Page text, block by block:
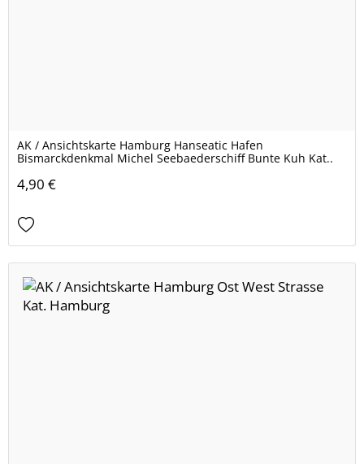
AK / Ansichtskarte Hamburg Hanseatic Hafen
Bismarckdenkmal Michel Seebaederschiff Bunte Kuh Kat..
4,90 €